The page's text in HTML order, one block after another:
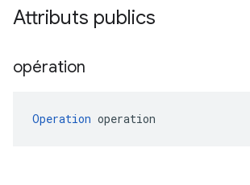
Attributs publics
opération
Operation operation